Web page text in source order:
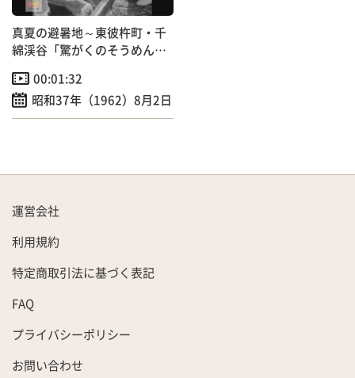
真夏の避暑地～東彼杵町・千
綿渓谷「驚がくのそうめん流
00:01:32
昭和37年（1962）8月2日
運営会社
利用規約
特定商取引法に基づく表記
FAQ
プライバシーポリシー
お問い合わせ